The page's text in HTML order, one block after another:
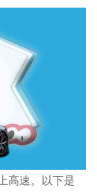
高速。以下是